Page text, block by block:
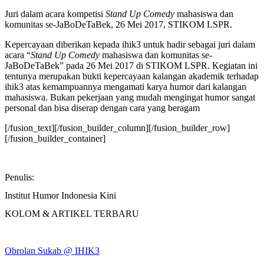
Juri dalam acara kompetisi Stand Up Comedy mahasiswa dan
komunitas se-JaBoDeTaBek, 26 Mei 2017, STIKOM LSPR.
Kepercayaan diberikan kepada ihik3 untuk hadir sebagai juri dalam
acara “Stand Up Comedy mahasiswa dan komunitas se-
JaBoDeTaBek” pada 26 Mei 2017 di STIKOM LSPR. Kegiatan ini
tentunya merupakan bukti kepercayaan kalangan akademik terhadap
ihik3 atas kemampuannya mengamati karya humor dari kalangan
mahasiswa. Bukan pekerjaan yang mudah mengingat humor sangat
personal dan bisa diserap dengan cara yang beragam
[/fusion_text][/fusion_builder_column][/fusion_builder_row]
[/fusion_builder_container]
Penulis:
Institut Humor Indonesia Kini
KOLOM & ARTIKEL TERBARU
Obrolan Sukab @ IHIK3